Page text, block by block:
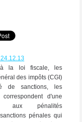
à la loi fiscale, les
des impôts (CGI)
de sanctions, les
d'une
aux pénalités
pénales qui